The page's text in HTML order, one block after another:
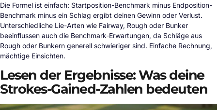
Die Formel ist einfach: Startposition-Benchmark minus Endposition-
Benchmark minus ein Schlag ergibt deinen Gewinn oder Verlust.
Unterschiedliche Lie-Arten wie Fairway, Rough oder Bunker
beeinflussen auch die Benchmark-Erwartungen, da Schläge aus
Rough oder Bunkern generell schwieriger sind. Einfache Rechnung,
mächtige Einsichten.
Lesen der Ergebnisse: Was deine
Strokes-Gained-Zahlen bedeuten